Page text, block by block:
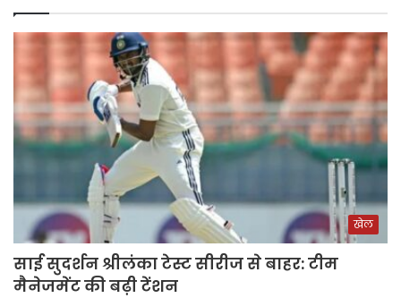
खेल
साई सुदर्शन श्रीलंका टेस्ट सीरीज से बाहर: टीम
मैनेजमेंट की बढ़ी टेंशन